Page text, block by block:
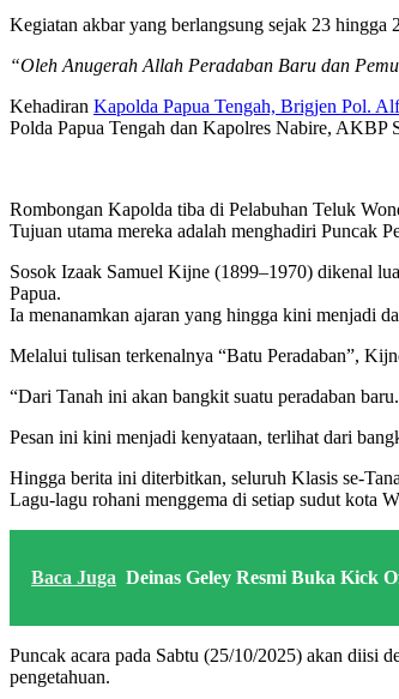
Kegiatan akbar yang berlangsung sejak 23 hingga
“Oleh Anugerah Allah Peradaban Baru dan
Kehadiran Kapolda Papua Tengah, Brigjen Pol.
Polda Papua Tengah dan Kapolres Nabire, AKBP
Rombongan Kapolda tiba di Pelabuhan Teluk
Tujuan utama mereka adalah menghadiri Puncak
Sosok Izaak Samuel Kijne (1899–1970) dikenal
Papua.
Ia menanamkan ajaran yang hingga kini menjadi
Melalui tulisan terkenalnya “Batu Peradaban”,
“Dari Tanah ini akan bangkit suatu peradaban
Pesan ini kini menjadi kenyataan, terlihat dari
Hingga berita ini diterbitkan, seluruh Klasis se-
Lagu-lagu rohani menggema di setiap sudut kota
Baca Juga Deinas Geley Resmi Buka Kick
Puncak acara pada Sabtu (25/10/2025) akan diisi
pengetahuan.